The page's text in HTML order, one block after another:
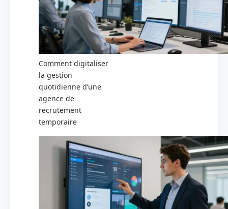
Comment digitaliser
la gestion
quotidienne d’une
agence de
recrutement
temporaire